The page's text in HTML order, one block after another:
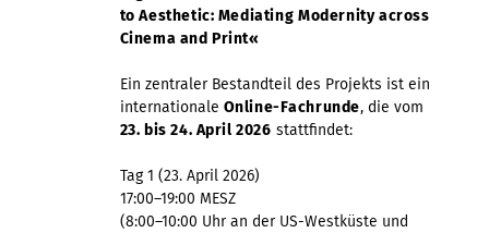
to Aesthetic: Mediating Modernity across
Cinema and Print«
Ein zentraler Bestandteil des Projekts ist ein
internationale Online-Fachrunde, die vom
23. bis 24. April 2026 stattfindet:
Tag 1 (23. April 2026)
17:00–19:00 MESZ
(8:00–10:00 Uhr an der US-Westküste und